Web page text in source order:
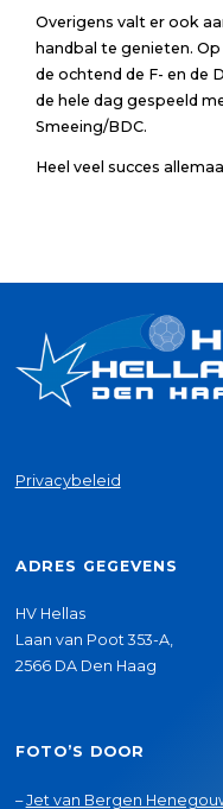
Overigens valt er ook
handbal te genieten.
de ochtend de F- en de
de hele dag gespeeld
Smeeing/BDC.
Heel veel succes
Privacybeleid
ADRES GEGEVENS
HV Hellas
Laan van Poot 353-A,
2566 DA Den Haag
FOTO’S DOOR
–Jet van Bergen